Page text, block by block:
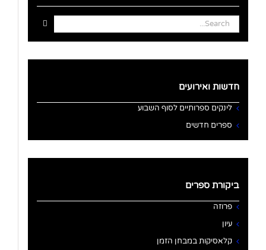
Search
for:
חדשות ואירועים
לינקים ספרותיים לסוף השבוע
ספרים חדשים
ביקורת ספרים
פרוזה
עיון
קלאסיקות במבחן הזמן